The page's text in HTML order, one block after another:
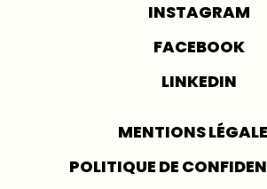
INSTAGRAM
FACEBOOK
LINKEDIN
MENTIONS
POLITIQUE DE